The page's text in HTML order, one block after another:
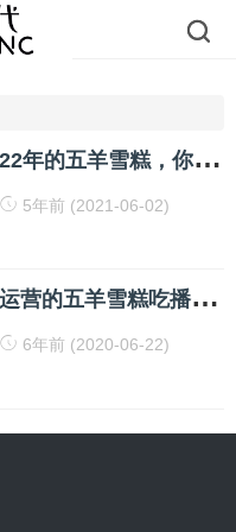
和
雀巢牵手22年的五羊雪糕，你变了
5年前 (2021-06-02)
吃
它！雀巢运营的五羊雪糕吃播带货，还想让你把它穿上身
6年前 (2020-06-22)